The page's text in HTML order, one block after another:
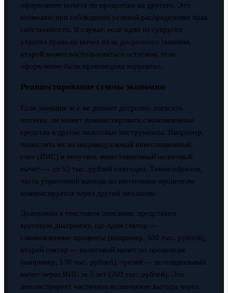
оформление вычета по процентам на другого. Это
возможно при соблюдении условий распределения прав
собственности. В случае, если один из супругов
утратил право на вычет из-за досрочного гашения,
второй может воспользоваться остатком, если
оформление было произведено корректно.
Реинвестирование суммы экономии
Если заемщик все же решает досрочно погасить
ипотеку, он может реинвестировать сэкономленные
средства в другие налоговые инструменты. Например,
поместить их на индивидуальный инвестиционный
счет (ИИС) и получить инвестиционный налоговый
вычет — до 52 тыс. рублей ежегодно. Таким образом,
часть утраченной выгоды по ипотечным процентам
компенсируется через другой механизм.
Диаграмма в текстовом описании: представим
круговую диаграмму, где один сектор —
сэкономленные проценты (например, 500 тыс. рублей),
второй сектор — налоговый вычет по процентам
(например, 130 тыс. рублей), третий — потенциальный
вычет через ИИС за 5 лет (260 тыс. рублей). Это
демонстрирует частичное возмещение выгоды через